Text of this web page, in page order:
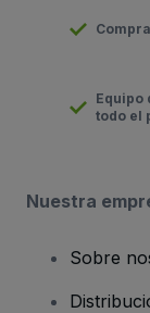
Equipo
todo el
Nuestra
Sobre